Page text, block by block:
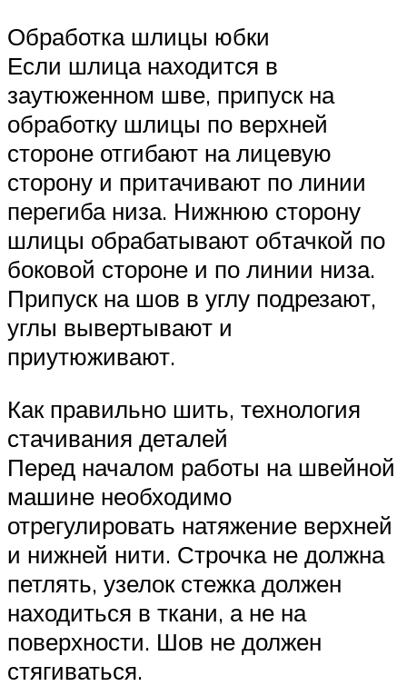
Обработка шлицы юбки
Если шлица находится в
заутюженном шве, припуск на
обработку шлицы по верхней
стороне отгибают на лицевую
сторону и притачивают по линии
перегиба низа. Нижнюю сторону
шлицы обрабатывают обтачкой по
боковой стороне и по линии низа.
Припуск на шов в углу подрезают,
углы вывертывают и
приутюживают.
Как правильно шить, технология
стачивания деталей
Перед началом работы на швейной
машине необходимо
отрегулировать натяжение верхней
и нижней нити. Строчка не должна
петлять, узелок стежка должен
находиться в ткани, а не на
поверхности. Шов не должен
стягиваться.